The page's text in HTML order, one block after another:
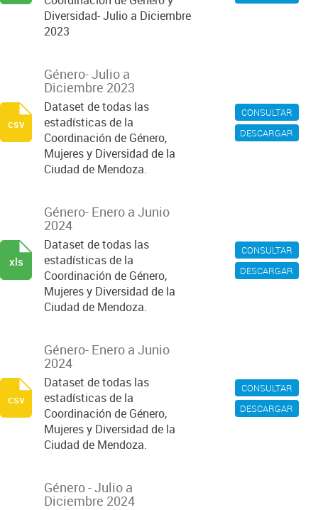
Diversidad- Julio a Diciembre
2023
CONSULTAR
DESCARGAR
Género- Julio a
Diciembre 2023
Dataset de todas las
estadísticas de la
Coordinación de Género,
Mujeres y Diversidad de la
Ciudad de Mendoza.
csv
CONSULTAR
DESCARGAR
Género- Enero a Junio
2024
Dataset de todas las
estadísticas de la
Coordinación de Género,
Mujeres y Diversidad de la
Ciudad de Mendoza.
xls
CONSULTAR
DESCARGAR
Género- Enero a Junio
2024
Dataset de todas las
estadísticas de la
Coordinación de Género,
Mujeres y Diversidad de la
Ciudad de Mendoza.
csv
Género - Julio a
Diciembre 2024